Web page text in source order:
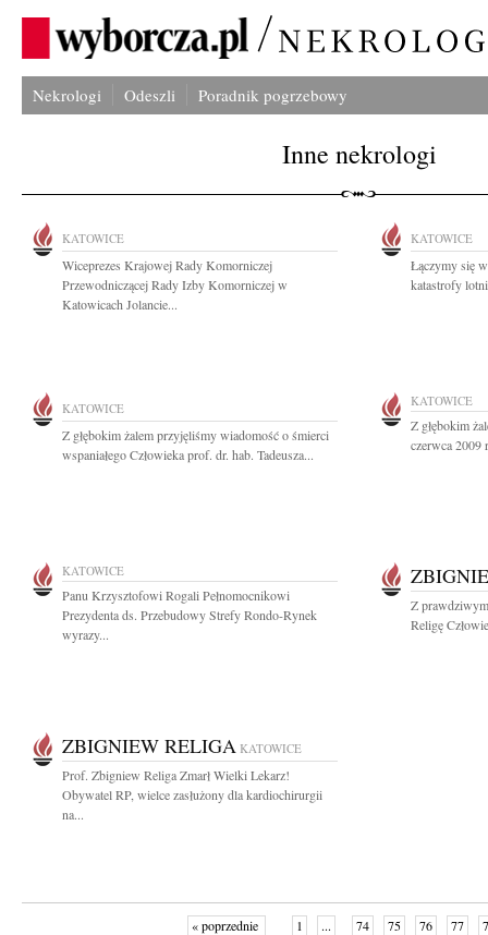
Nekrologi Odeszli Poradnik pogrzebowy
Inne nekrologi
KATOWICE
Wiceprezes Krajowej Rady Komorniczej
Przewodniczącej Rady Izby Komorniczej w
Katowicach Jolancie...
KATOWICE
Łączymy się
katastrofy
KATOWICE
Z głębokim żalem przyjęliśmy wiadomość o śmierci
wspaniałego Człowieka prof. dr. hab. Tadeusza...
KATOWICE
Z głębokim
czerwca 2009
KATOWICE
Panu Krzysztofowi Rogali Pełnomocnikowi
Prezydenta ds. Przebudowy Strefy Rondo-Rynek
wyrazy...
Z
Religę
ZBIGNIEW RELIGA KATOWICE
Prof. Zbigniew Religa Zmarł Wielki Lekarz!
Obywatel RP, wielce zasłużony dla kardiochirurgii
na...
« poprzednie 1 ... 74 75 76 77